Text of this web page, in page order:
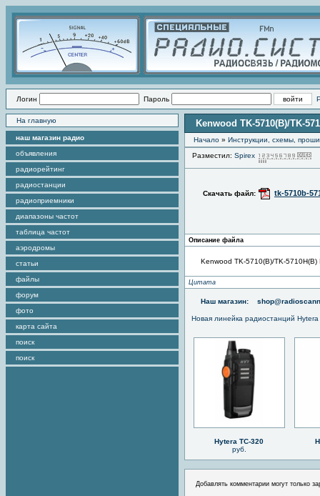
Логин Пароль
На главную
наш магазин радио
объявления
радиорейтинг
радиостанции
радиоприемники
диапазоны частот
таблица частот
аэродромы
статьи
файлы
форум
фото
карта сайта
поиск
поиск
Kenwood TK-5710(B)/TK-
Начало » Инструкции, схемы,
Разместил: Spirex
Скачать файл: tk-5710b-
Описание файла
Kenwood TK-5710(B)/TK-
Цитата
Наш магазин:
Новая линейка радиостанций
Hytera TC-320
руб.
Добавлять комментарии могут только